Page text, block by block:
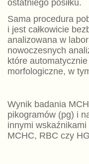
ostatniego posiłku.
Sama procedura
i jest całkowicie
analizowana w
nowoczesnych
które
morfologiczne, w
Wynik badania
pikogramów (pg) i
innymi
MCHC, RBC czy